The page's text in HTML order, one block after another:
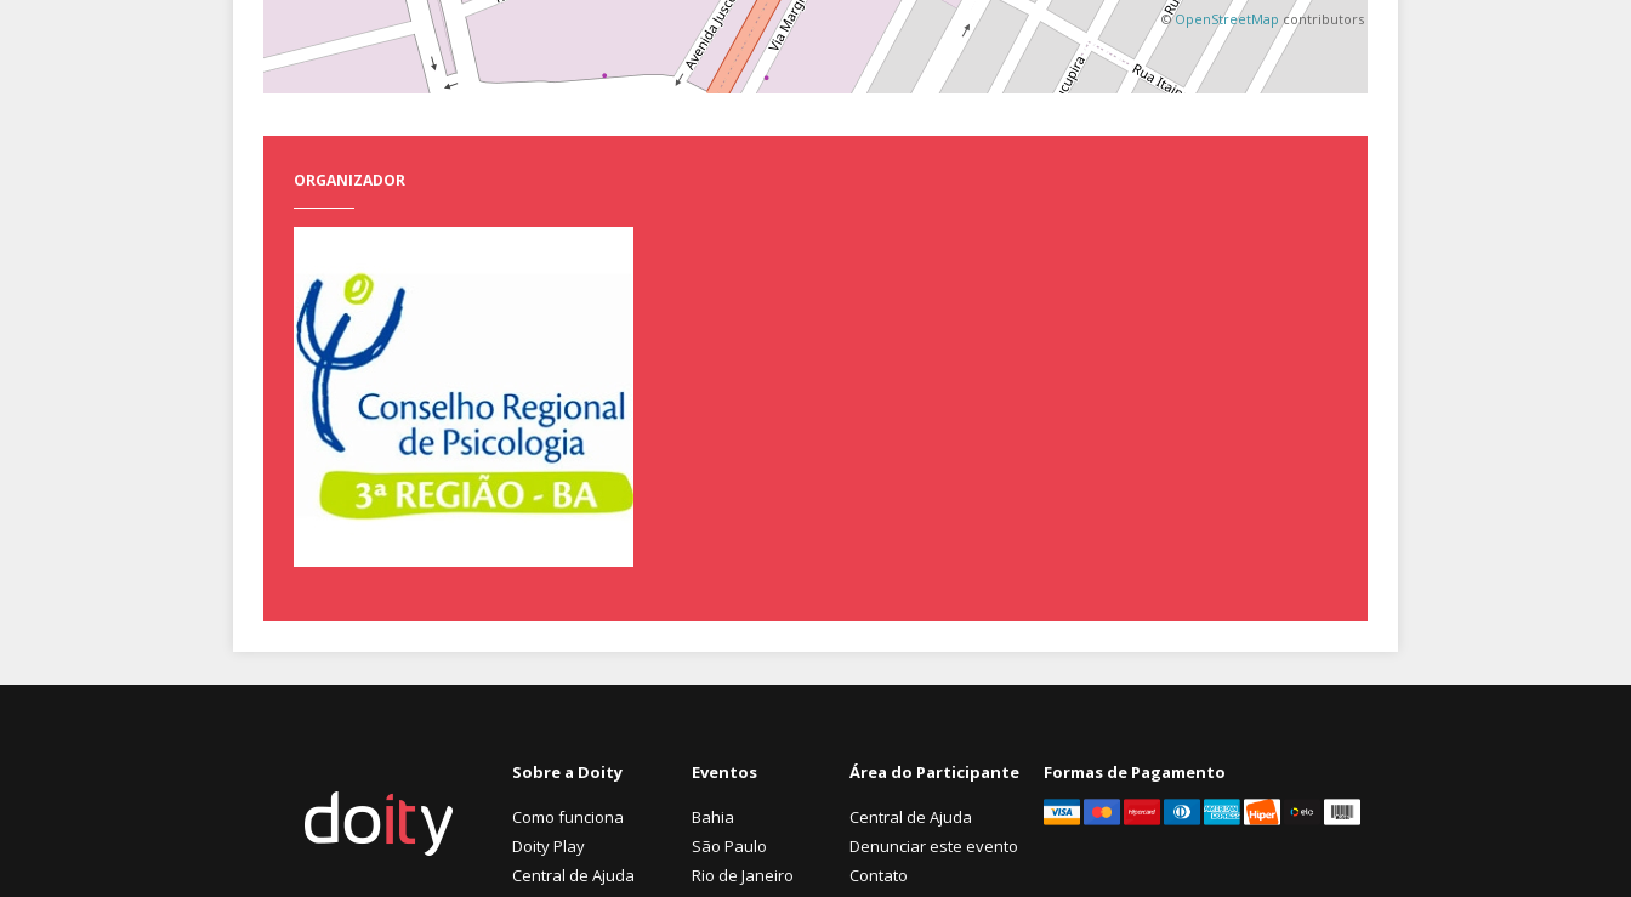
©OpenStreetMap contributors
ORGANIZADOR
Sobre a Doity
Como funciona
Doity Play
Central de Ajuda
Eventos
Bahia
São Paulo
Rio de Janeiro
Área do Participante
Central de Ajuda
Denunciar este evento
Contato
Formas de Pagamento